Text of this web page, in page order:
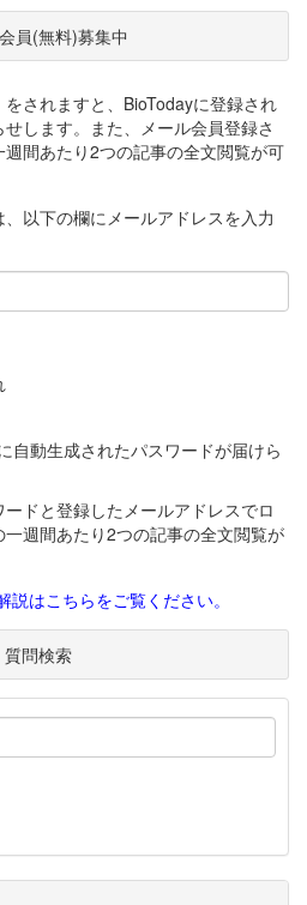
員(無料)募集中
されますと、BioTodayに登録され
します。また、メール会員登録さ
間あたり2つの記事の全文閲覧が可
以下の欄にメールアドレスを入力
自動生成されたパスワードが届けら
ドと登録したメールアドレスでロ
週間あたり2つの記事の全文閲覧が
はこちらをご覧ください。
質問検索